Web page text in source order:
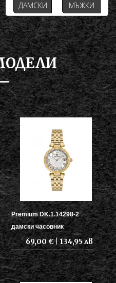
ДАМСКИ МЪЖКИ
Premium DK.1.14298-2
дамски часовник
69,00 € | 134,95 лв